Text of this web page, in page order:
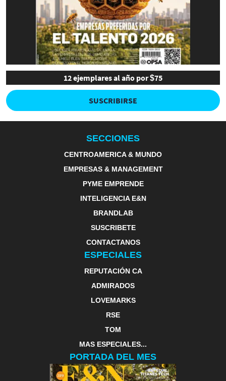
12 ejemplares al año por $75
SUSCRIBIRSE
SECCIONES
CENTROAMERICA & MUNDO
EMPRESAS & MANAGEMENT
PYME EMPRENDE
INTELIGENCIA E&N
BRANDLAB
SUSCRIBETE
CONTACTANOS
ESPECIALES
REPUTACIÓN CA
ADMIRADOS
LOVEMARKS
RSE
TOM
MAS ESPECIALES...
PORTADA DEL MES